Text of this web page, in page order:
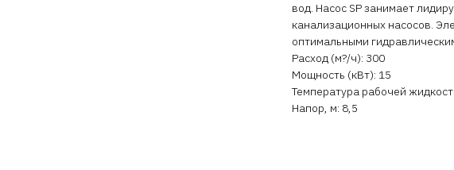
вод. Насос SP занимает
канализационных насосов.
оптимальными
Расход (м?/ч): 300
Мощность (кВт): 15
Температура рабочей
Напор, м: 8,5